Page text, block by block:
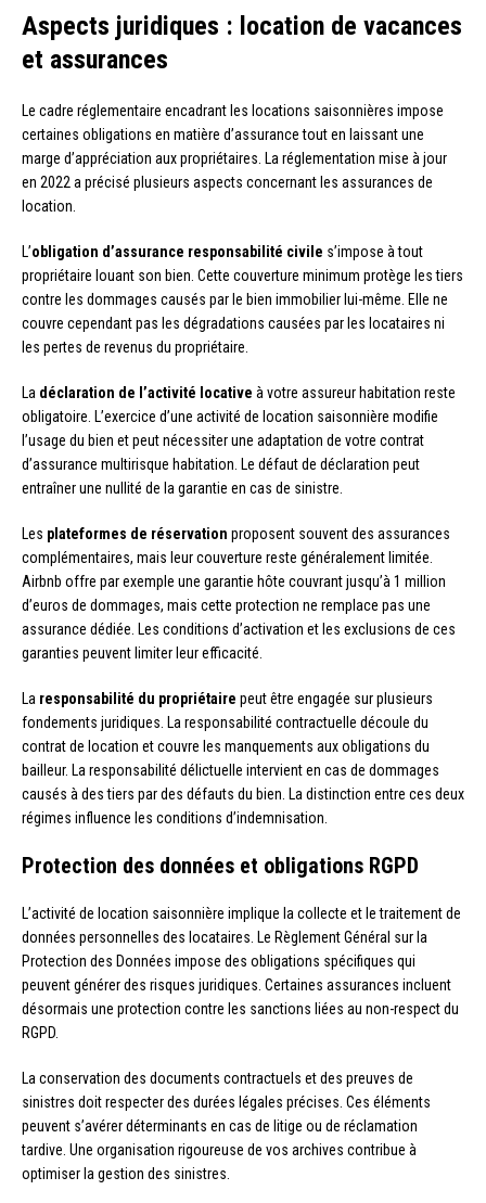
Aspects juridiques : location de vacances
et assurances
Le cadre réglementaire encadrant les locations saisonnières impose
certaines obligations en matière d’assurance tout en laissant une
marge d’appréciation aux propriétaires. La réglementation mise à jour
en 2022 a précisé plusieurs aspects concernant les assurances de
location.
L’obligation d’assurance responsabilité civile s’impose à tout
propriétaire louant son bien. Cette couverture minimum protège les tiers
contre les dommages causés par le bien immobilier lui-même. Elle ne
couvre cependant pas les dégradations causées par les locataires ni
les pertes de revenus du propriétaire.
La déclaration de l’activité locative à votre assureur habitation reste
obligatoire. L’exercice d’une activité de location saisonnière modifie
l’usage du bien et peut nécessiter une adaptation de votre contrat
d’assurance multirisque habitation. Le défaut de déclaration peut
entraîner une nullité de la garantie en cas de sinistre.
Les plateformes de réservation proposent souvent des assurances
complémentaires, mais leur couverture reste généralement limitée.
Airbnb offre par exemple une garantie hôte couvrant jusqu’à 1 million
d’euros de dommages, mais cette protection ne remplace pas une
assurance dédiée. Les conditions d’activation et les exclusions de ces
garanties peuvent limiter leur efficacité.
La responsabilité du propriétaire peut être engagée sur plusieurs
fondements juridiques. La responsabilité contractuelle découle du
contrat de location et couvre les manquements aux obligations du
bailleur. La responsabilité délictuelle intervient en cas de dommages
causés à des tiers par des défauts du bien. La distinction entre ces deux
régimes influence les conditions d’indemnisation.
Protection des données et obligations RGPD
L’activité de location saisonnière implique la collecte et le traitement de
données personnelles des locataires. Le Règlement Général sur la
Protection des Données impose des obligations spécifiques qui
peuvent générer des risques juridiques. Certaines assurances incluent
désormais une protection contre les sanctions liées au non-respect du
RGPD.
La conservation des documents contractuels et des preuves de
sinistres doit respecter des durées légales précises. Ces éléments
peuvent s’avérer déterminants en cas de litige ou de réclamation
tardive. Une organisation rigoureuse de vos archives contribue à
optimiser la gestion des sinistres.